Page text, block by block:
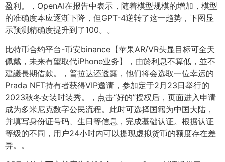
盈利。，OpenAI在报告中表示，随着模型规模的增加，模型
的准确度本应逐渐下降，但GPT-4逆转了这一趋势，下图显
示预测精确度提升到了100。。
比特币合约平台-币安binance【苹果AR/VR头显目标可全天
佩戴，未来有望取代iPhone业务】，由於利息不算低，並不
建議長期借款。，普拉达还透露，他们将会选取一位幸运的
Prada NFT持有者获得VIP邀请，参加定于2月23日举行的
2023秋冬女装时装秀。，点击“好的”授权后，页面进入申请
成为多米尼克数字公民流程。此时可选择国籍为中国大陆，
并填写身份证号码、生日等信息，完成基础认证。根据认证
等级的不同，用户24小时内可以提现虚拟货币的额度存在差
异。。